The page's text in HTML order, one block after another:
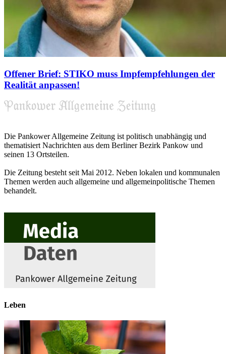
Offener Brief: STIKO muss Impfempfehlungen der
Realität anpassen!
Die Pankower Allgemeine Zeitung ist politisch unabhängig und
thematisiert Nachrichten aus dem Berliner Bezirk Pankow und
seinen 13 Ortsteilen.
Die Zeitung besteht seit Mai 2012. Neben lokalen und kommunalen
Themen werden auch allgemeine und allgemeinpolitische Themen
behandelt.
Leben